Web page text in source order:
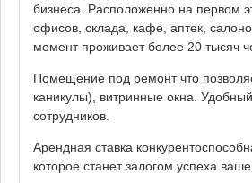
бизнеса. Расположенно на первом
офисов, склада, кафе, аптек,
момент проживает более 20 тысяч
Помещение под ремонт что
каникулы), витринные окна.
сотрудников.
Арендная ставка
которое станет залогом успеха